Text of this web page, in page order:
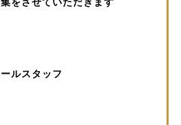
をさせていただきます
ルスタッフ